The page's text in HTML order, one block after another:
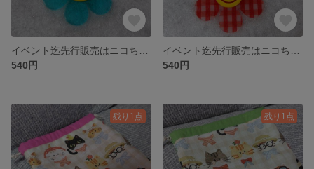
540円
540円
残り1点 残り1点